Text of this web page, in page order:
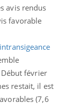
avis rendus
favorable
février
restait, il est
(7,6